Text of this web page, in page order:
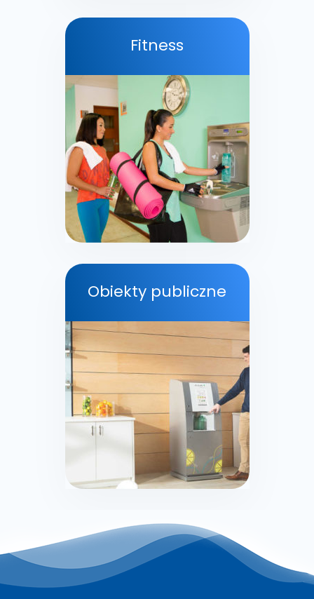
Fitness
Obiekty publiczne